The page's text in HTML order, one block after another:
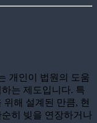
개인이 법원의 도움
는 제도입니다. 특
해 설계된 만큼, 현
히 빚을 연장하거나